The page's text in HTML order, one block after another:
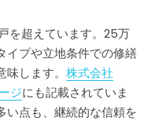
を超えています。25万
イプや立地条件での修繕
します。 株式会社
ジにも記載されていま
い点も、継続的な信頼を